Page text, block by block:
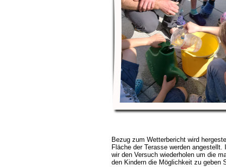
Bezug zum Wetterbericht wird
Fläche der Terasse werden
wir den Versuch wiederholen um die
den Kindern die Möglichkeit zu geben